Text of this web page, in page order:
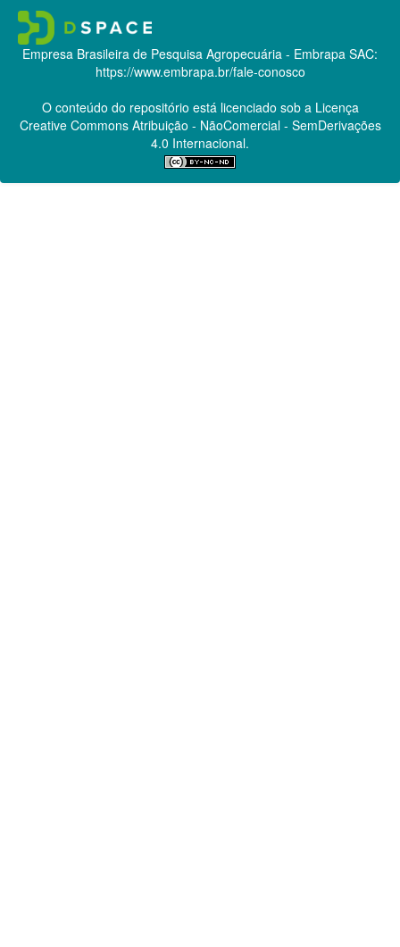
Empresa Brasileira de Pesquisa Agropecuária - Embrapa SAC:
https://www.embrapa.br/fale-conosco
O conteúdo do repositório está licenciado sob a Licença
Creative CommonsAtribuição - NãoComercial - SemDerivações
4.0 Internacional.